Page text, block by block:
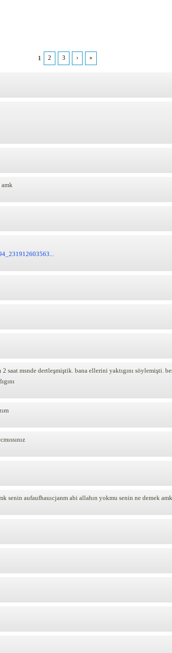
1 2 3 › »
2 saat msnde dertleşmiştik. bana ellerini yaktıgını söylemişti.
senin aufaufhauıcjanm abi allahın yokmu senin ne demek